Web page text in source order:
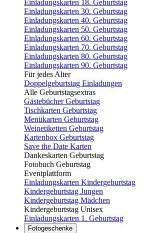
Einladungskarten 18. Geburtstag
Einladungskarten 30. Geburtstag
Einladungskarten 40. Geburtstag
Einladungskarten 50. Geburtstag
Einladungskarten 60. Geburtstag
Einladungskarten 70. Geburtstag
Einladungskarten 80. Geburtstag
Einladungskarten 90. Geburtstag
Für jedes Alter
Doppelgeburtstag Einladungen
Alle Geburtstagsextras
Gästebücher Geburtstag
Tischkarten Geburtstag
Menükarten Geburtstag
Weinetiketten Geburtstag
Kartenbox Geburtstag
Save the Date Karten
Dankeskarten Geburtstag
Fotobuch Geburtstag
Eventplattform
Einladungskarten Kindergeburtstag
Kindergeburtstag Jungen
Kindergeburtstag Mädchen
Kindergeburtstag Unisex
Einladungskarten 1. Geburtstag
Fotogeschenke